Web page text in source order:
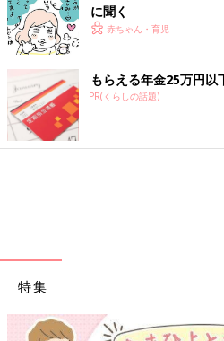
に聞く
赤ちゃん・育児
もらえる年金25万円以
PR(くらしの話題)
特集
【ワクチン接種できる